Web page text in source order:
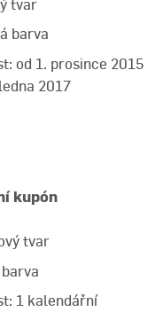
tvar
barva
od 1. prosince 2015
2017
kupón
tvar
1 kalendářní